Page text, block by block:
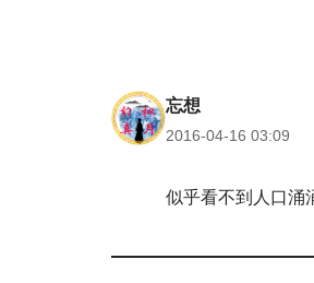
忘想
2016-04-16 03:09
似乎看不到人口涌